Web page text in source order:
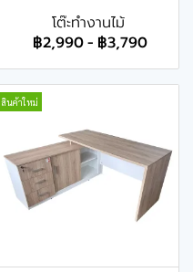
โต๊ะทำงานไม้
฿2,990- ฿3,790
สินค้าใหม่